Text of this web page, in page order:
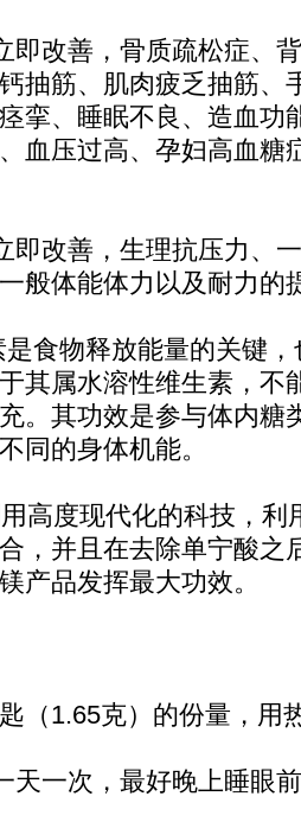
改善，骨质疏松症、
抽筋、肌肉疲乏抽筋、
挛、睡眠不良、造血功
血压过高、孕妇高血糖
改善，生理抗压力、
般体能体力以及耐力的
食物释放能量的关键，
其属水溶性维生素，不
。其功效是参与体内糖
同的身体机能。
高度现代化的科技，利
，并且在去除单宁酸之
产品发挥最大功效。
（1.65克）的份量，用
一次，最好晚上睡眼